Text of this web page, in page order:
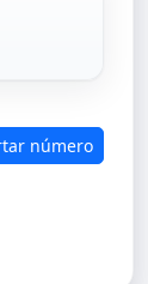
número